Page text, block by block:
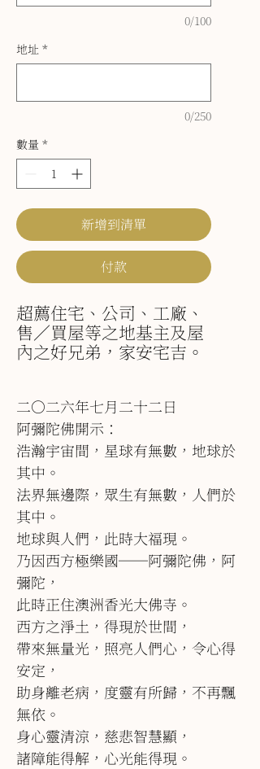
0/100
地址 *
0/250
數量 *
新增到清單
付款
超薦住宅、公司、工廠、
售／買屋等之地基主及屋
內之好兄弟，家安宅吉。
二○二六年七月二十二日
阿彌陀佛開示：
浩瀚宇宙間，星球有無數，地球於
其中。
法界無邊際，眾生有無數，人們於
其中。
地球與人們，此時大福現。
乃因西方極樂國──阿彌陀佛，阿
彌陀，
此時正住澳洲香光大佛寺。
西方之淨土，得現於世間，
帶來無量光，照亮人們心，令心得
安定，
助身離老病，度靈有所歸，不再飄
無依。
身心靈清涼，慈悲智慧顯，
諸障能得解，心光能得現。